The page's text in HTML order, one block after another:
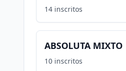
14 inscritos
ABSOLUTA MIXTO
10 inscritos